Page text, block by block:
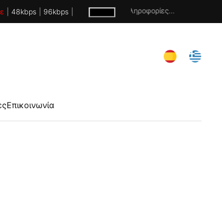
48kbps 96kbps Χωρίς πληροφορίες...
Επικοινωνία